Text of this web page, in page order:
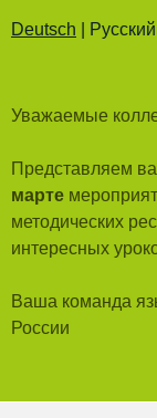
Deutsch | Pусский
Уважаемые
Представляем
марте
методических
интересных
Ваша команда
России